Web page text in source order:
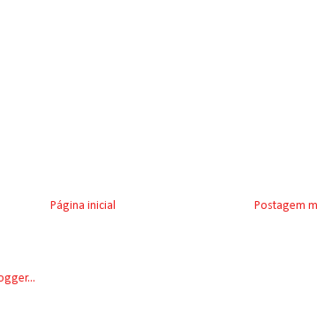
Postagem
Página inicial